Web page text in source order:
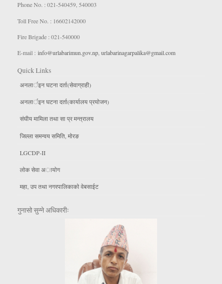
Phone No. : 021-540459, 540003
Toll Free No. : 16602142000
Fire Brigade : 021-540000
E-mail : info@urlabarimun.gov.np,urlabarinagarpalika@gmail.com
Quick Links
अनलार्इन घटना दर्ता(सेवाग्राही)
अनलार्इन घटना दर्ता(कार्यालय प्रयाेजन)
संघीय मामिला तथा सा प्र मन्त्रालय
जिल्ला समन्वय समिति, माेरङ
LGCDP-II
लाेक सेवा अायाेग
महा, उप तथा नगरपालिकाकाे वेबसाईट
गुनासो सुन्ने अधिकारीः